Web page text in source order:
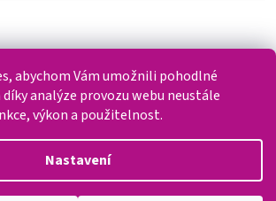
abychom Vám umožnili pohodlné
analýze provozu webu neustále
výkon a použitelnost.
Nastavení